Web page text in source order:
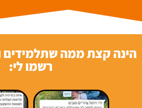
הינה קצת ממה שתלמידים
רשמו לי: